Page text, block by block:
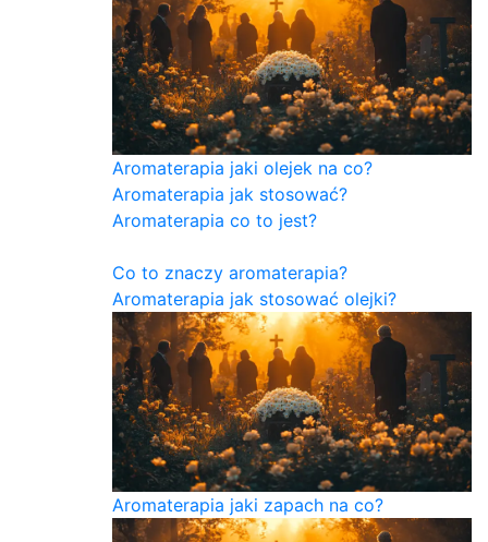
Aromaterapia jaki olejek na co?
Aromaterapia jak stosować?
Aromaterapia co to jest?
Co to znaczy aromaterapia?
Aromaterapia jak stosować olejki?
Aromaterapia jaki zapach na co?